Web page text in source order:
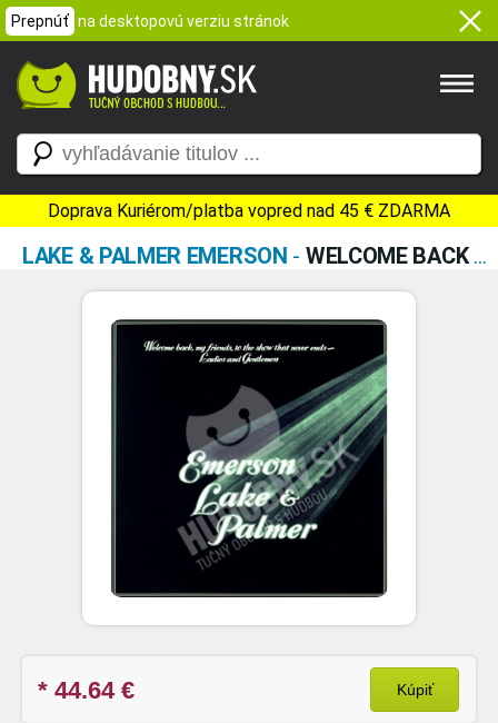
Prepnúť na desktopovú verziu stránok
Doprava Kuriérom/platba vopred nad 45 € ZDARMA
LAKE & PALMER EMERSON - WELCOME BACK MY FRIENDS TO THE SHOW THAT NEVER ENDS (3X VINYL)
* 44.64€ Kúpiť